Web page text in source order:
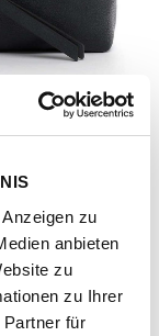
zu
anbieten
zu
zu Ihrer
für